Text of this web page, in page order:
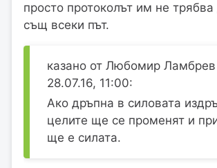
просто протоколът им не
същ всеки път.
казано от Любомир Ламбрев
28.07.16, 11:00:
Ако дръпна в силовата
целите ще се променят и
ще е силата.